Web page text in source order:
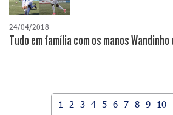
24/04/2018
Tudo em família com os manos Wandinho
1 2 3 4 5 6 7 8 9 10